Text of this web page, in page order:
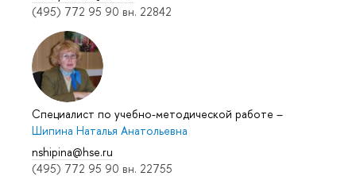
(495) 772 95 90 вн. 22842
Специалист по учебно-методической работе –
Шипина Наталья Анатольевна
nshipina@hse.ru
(495) 772 95 90 вн. 22755